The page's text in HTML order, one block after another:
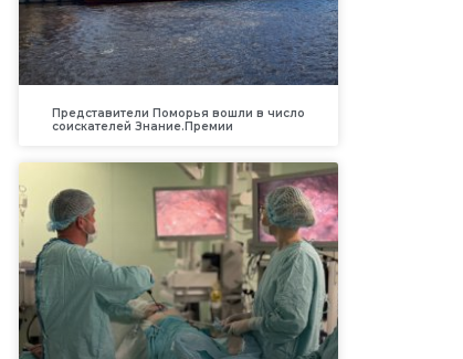
Представители Поморья вошли в число
соискателей Знание.Премии